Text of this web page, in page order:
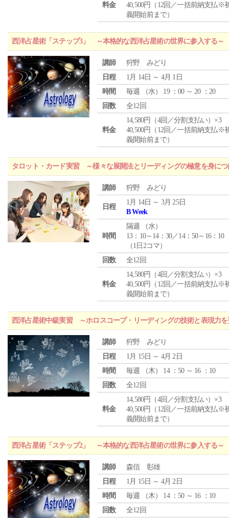
料金
40,500円（12回／一括前納支払※
義開始前まで）
西洋占星術「ステップ3」 ～本格的な西洋占星術の世界に参入する～
講師
狩野 みどり
日程
1月 14日 ～ 4月 1日
時間
毎週 （水） 19 ：00 ～ 20 ：20
回数
全12回
料金
14,580円（4回／分割支払い）×3
40,500円（12回／一括前納支払※
義開始前まで）
タロット・カード実習 ～様々な展開法とリーディングの極意を身につ
講師 狩野 みどり
日程
1月 14日 ～ 3月 25日
B Week
時間
隔週 （水）
13：10～14：30／14：50～16：10
（1日2コマ）
回数
全12回
料金
14,580円（4回／分割支払い）×3
40,500円（12回／一括前納支払※
義開始前まで）
西洋占星術中級実習 ～ホロスコープ・リーディングの技術と表現力
講師
狩野 みどり
日程
1月 15日 ～ 4月 2日
時間
毎週 （木） 14 ：50 ～ 16 ：10
回数
全12回
料金
14,580円（4回／分割支払い）×3
40,500円（12回／一括前納支払※
義開始前まで）
西洋占星術「ステップ2」 ～本格的な西洋占星術の世界に参入する～
講師
森信 彰雄
日程
1月 15日 ～ 4月 2日
時間
毎週 （木） 14 ：50 ～ 16 ：10
回数
全12回